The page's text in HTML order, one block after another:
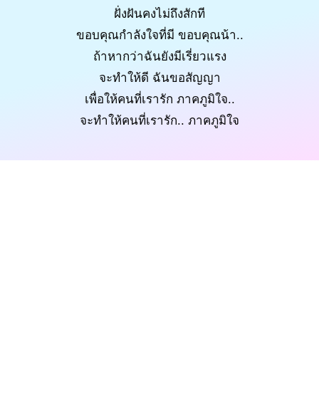
ฝั่งฝันคงไม่ถึงสักที
ขอบคุณกำลังใจที่มี ขอบคุณน้า..
ถ้าหากว่าฉันยังมีเรี่ยวแรง
จะทำให้ดี ฉันขอสัญญา
เพื่อให้คนที่เรารัก ภาคภูมิใจ..
จะทำให้คนที่เรารัก.. ภาคภูมิใจ